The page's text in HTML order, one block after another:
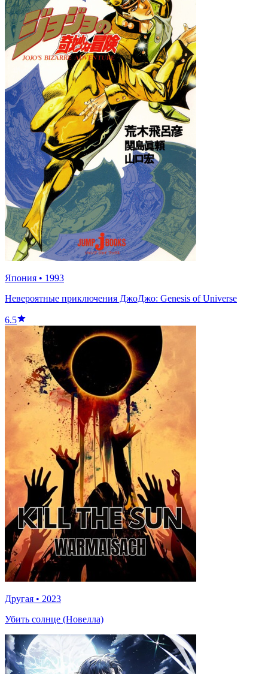
Япония • 1993
Невероятные приключения ДжоДжо: Genesis of Universe
6.5
Другая • 2023
Убить солнце (Новелла)